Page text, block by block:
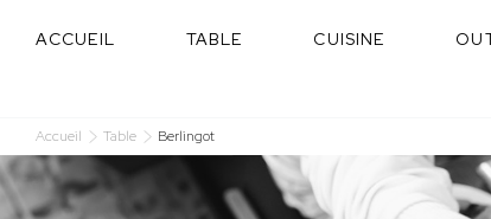
ACCUEIL TABLE CUISINE
Accueil Table Berlingot